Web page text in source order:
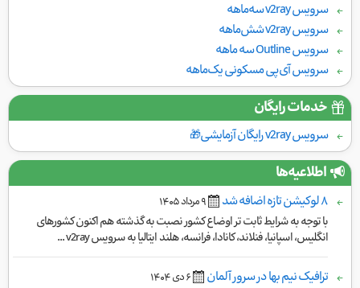
سرویس v2ray سه‌ماهه
سرویس v2ray شش‌ماهه
سرویس Outline سه ماهه
سرویس آی‌پی مسکونی یک‌ماهه
خدمات رایگان
سرویس v2ray رایگان آزمایشی🎁
اطلاعیه‌ها
۸ لوکیشن تازه اضافه شد ٩ مرداد ١۴۰۵
با توجه به شرایط ثابت تر اوضاع کشور نصبت به گذشته هم اکنون کشورهای
انگلیس، اسپانیا، فنلاند، کانادا، فرانسه، هلند ایتالیا به سرویس v2ray ...
ترافیک نیم بها در سرور آلمان ۶ دی ١۴۰۴